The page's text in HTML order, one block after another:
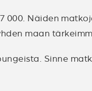
Näiden
maan
Sinne